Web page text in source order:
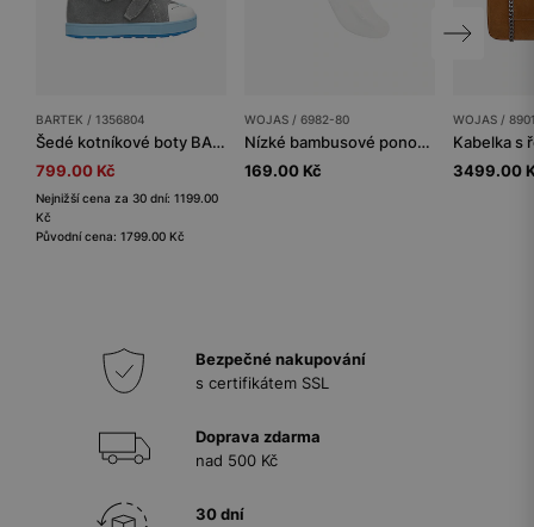
BARTEK / 1356804
Šedé kotníkové boty BARTEK na modré podrážce
799.00 Kč
Nejnižší cena za 30 dní: 1199.00
Kč
Původní cena: 1799.00 Kč
WOJAS / 6982-80
Nízké bambusové ponožky se silikonem
169.00 Kč
WOJAS /
3499.00
Bezpečné nakupování
s certifikátem SSL
Doprava zdarma
nad 500 Kč
30 dní